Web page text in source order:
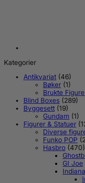
Kategorier
Antikvariat (46)
Bøker (1)
Brukte
Blind Boxes (289)
Byggesett (19)
Gundam (1)
Figurer & Statuer
Diverse
Funko POP
Hasbro (470)
GI Joe